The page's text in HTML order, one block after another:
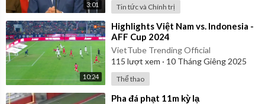
3:01 Tin tức và Chính trị
10:24
⁣Highlights Việt Nam vs. Indonesia -
AFF Cup 2024
VietTube Trending Official
115 lượt xem · 10 Tháng Giêng 2025
Thể thao
⁣Pha đá phạt 11m kỳ lạ